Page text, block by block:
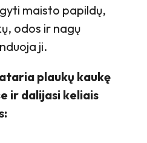
maisto papildų,
odos ir nagų
ji.
plaukų kaukę
ir dalijasi keliais